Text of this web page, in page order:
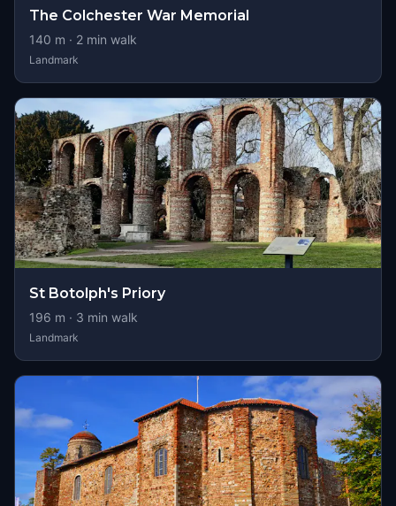
The Colchester War Memorial
140 m · 2 min walk
Landmark
St Botolph's Priory
196 m · 3 min walk
Landmark